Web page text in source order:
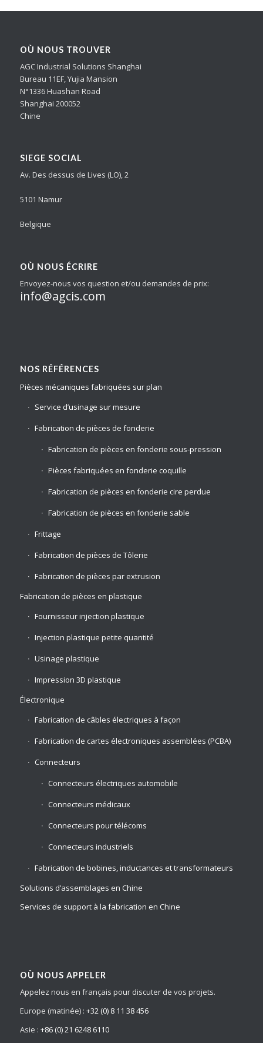
OÙ NOUS TROUVER
AGC Industrial Solutions Shanghai
Bureau 11EF, Yujia Mansion
N°1336 Huashan Road
Shanghai 200052
Chine
SIEGE SOCIAL
Av. Des dessus de Lives (LO), 2
5101 Namur
Belgique
OÙ NOUS ÉCRIRE
Envoyez-nous vos question et/ou demandes de prix:
info@agcis.com
NOS RÉFÉRENCES
Pièces mécaniques fabriquées sur plan
Service d’usinage sur mesure
Fabrication de pièces de fonderie
Fabrication de pièces en fonderie sous-pression
Pièces fabriquées en fonderie coquille
Fabrication de pièces en fonderie cire perdue
Fabrication de pièces en fonderie sable
Frittage
Fabrication de pièces de Tôlerie
Fabrication de pièces par extrusion
Fabrication de pièces en plastique
Fournisseur injection plastique
Injection plastique petite quantité
Usinage plastique
Impression 3D plastique
Électronique
Fabrication de câbles électriques à façon
Fabrication de cartes électroniques assemblées (PCBA)
Connecteurs
Connecteurs électriques automobile
Connecteurs médicaux
Connecteurs pour télécoms
Connecteurs industriels
Fabrication de bobines, inductances et transformateurs
Solutions d’assemblages en Chine
Services de support à la fabrication en Chine
OÙ NOUS APPELER
Appelez nous en français pour discuter de vos projets.
Europe (matinée) : +32 (0) 8 11 38 456
Asie : +86 (0) 21 6248 6110